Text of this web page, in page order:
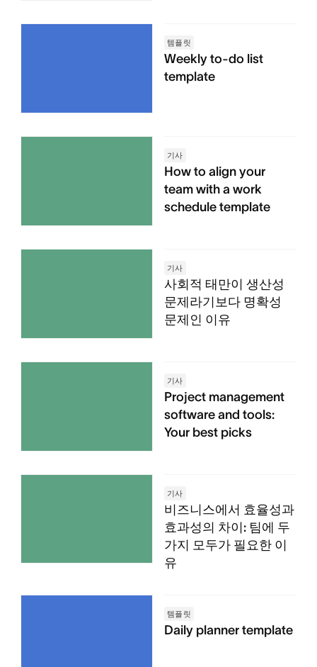
템플릿
Weekly to-do list
template
기사
How to align your
team with a work
schedule template
기사
사회적 태만이 생산성
문제라기보다 명확성
문제인 이유
기사
Project management
software and tools:
Your best picks
기사
비즈니스에서 효율성과
효과성의 차이: 팀에 두
가지 모두가 필요한 이
유
템플릿
Daily planner template